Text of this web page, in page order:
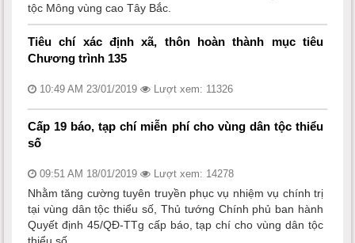
tộc Mông vùng cao Tây Bắc.
Tiêu chí xác định xã, thôn hoàn thành mục tiêu
Chương trình 135
10:49 AM 23/01/2019 Lượt xem: 11326
Cấp 19 báo, tạp chí miễn phí cho vùng dân tộc thiểu
số
09:51 AM 18/01/2019 Lượt xem: 14278
Nhằm tăng cường tuyên truyền phục vụ nhiệm vụ chính trị
tại vùng dân tộc thiểu số, Thủ tướng Chính phủ ban hành
Quyết định 45/QĐ-TTg cấp báo, tạp chí cho vùng dân tộc